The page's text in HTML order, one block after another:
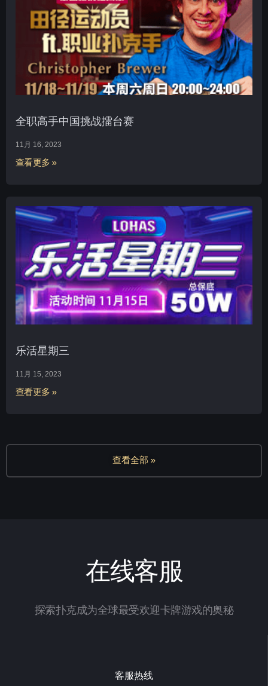
全职高手中国挑战擂台赛
11月 16, 2023
查看更多 »
乐活星期三
11月 15, 2023
查看更多 »
查看全部 »
在线客服
探索扑克成为全球最受欢迎卡牌游戏的奥秘
客服热线